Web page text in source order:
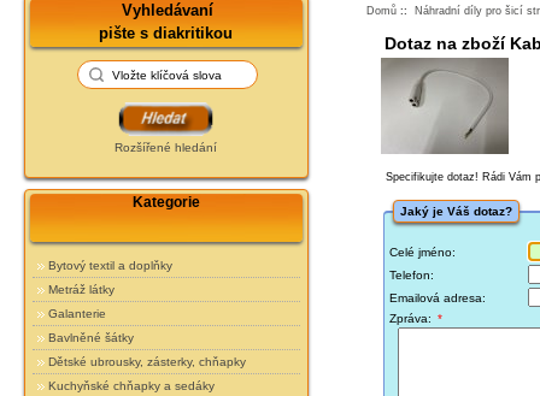
Vyhledávaní
pište s diakritikou
Rozšířené hledání
Kategorie
Bytový textil a doplňky
Metráž látky
Galanterie
Bavlněné šátky
Dětské ubrousky, zásterky, chňapky
Kuchyňské chňapky a sedáky
Domů :: Náhradní díly pro šicí
Dotaz na zboží
Specifikujte dotaz! Rádi Vám
Jaký je Váš dotaz?
Celé jméno:
Telefon:
Emailová adresa:
Zpráva: *